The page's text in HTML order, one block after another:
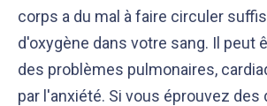
corps a du mal à faire circuler
d'oxygène dans votre sang. Il peut
des problèmes pulmonaires,
par l'anxiété. Si vous éprouvez des